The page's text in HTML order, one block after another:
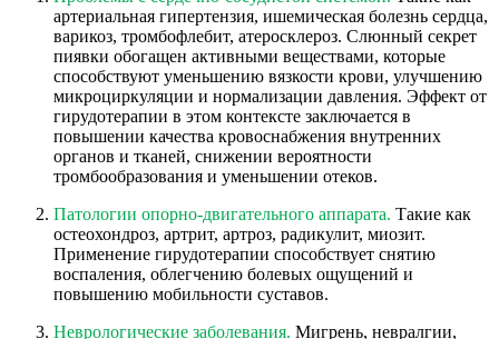
артериальная гипертензия, ишемическая болезнь сердца,
варикоз, тромбофлебит, атеросклероз. Слюнный секрет
пиявки обогащен активными веществами, которые
способствуют уменьшению вязкости крови, улучшению
микроциркуляции и нормализации давления. Эффект от
гирудотерапии в этом контексте заключается в
повышении качества кровоснабжения внутренних
органов и тканей, снижении вероятности
тромбообразования и уменьшении отеков.
Патологии опорно-двигательного аппарата. Такие как
остеохондроз, артрит, артроз, радикулит, миозит.
Применение гирудотерапии способствует снятию
воспаления, облегчению болевых ощущений и
повышению мобильности суставов.
Неврологические заболевания. Мигрень, невралгии,